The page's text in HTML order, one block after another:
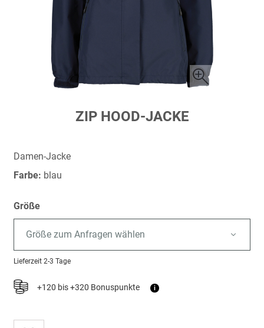
springen
ZIP HOOD-JACKE
Damen-Jacke
Farbe: blau
Größe
Größe zum Anfragen wählen
Lieferzeit 2-3 Tage
+120 bis +320 Bonuspunkte i